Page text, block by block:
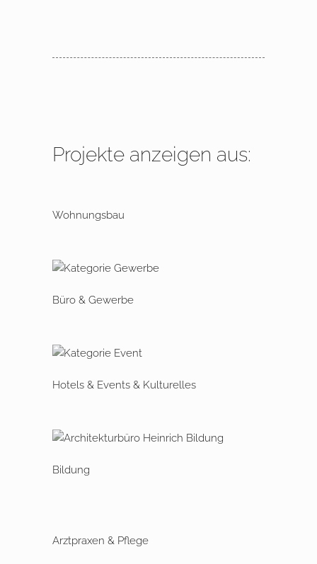
Projekte anzeigen aus:
Wohnungsbau
Büro & Gewerbe
Hotels & Events & Kulturelles
Bildung
Arztpraxen & Pflege